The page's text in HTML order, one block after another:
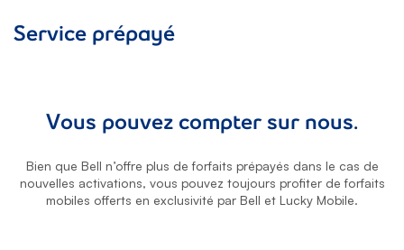
Service prépayé
Vous pouvez compter sur nous.
Bien que Bell n’offre plus de forfaits prépayés dans le cas de
nouvelles activations, vous pouvez toujours profiter de forfaits
mobiles offerts en exclusivité par Bell et Lucky Mobile.